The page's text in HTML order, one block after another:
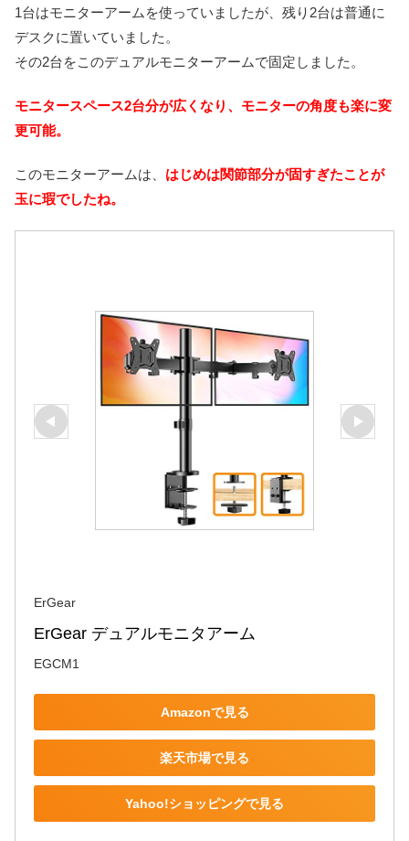
1台はモニターアームを使っていましたが、残り2台は普通に
デスクに置いていました。
その2台をこのデュアルモニターアームで固定しました。
モニタースペース2台分が広くなり、モニターの角度も楽に変
更可能。
このモニターアームは、 はじめは関節部分が固すぎたことが
玉に瑕でしたね。
ErGear
ErGear デュアルモニタアーム
EGCM1
Amazonで見る
楽天市場で見る
Yahoo!ショッピングで見る